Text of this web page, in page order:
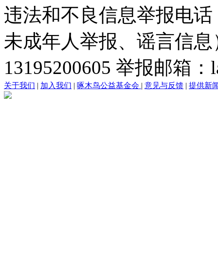
违法和不良信息举报电
未成年人举报、谣言信
13195200605 举报邮箱
关于我们 | 加入我们 | 啄木鸟公益基金会 | 意见与反馈 | 提供新